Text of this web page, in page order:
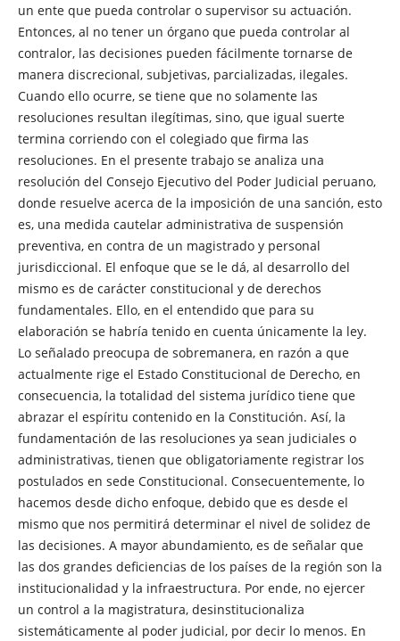
un ente que pueda controlar o supervisor su actuación.
Entonces, al no tener un órgano que pueda controlar al
contralor, las decisiones pueden fácilmente tornarse de
manera discrecional, subjetivas, parcializadas, ilegales.
Cuando ello ocurre, se tiene que no solamente las
resoluciones resultan ilegítimas, sino, que igual suerte
termina corriendo con el colegiado que firma las
resoluciones. En el presente trabajo se analiza una
resolución del Consejo Ejecutivo del Poder Judicial peruano,
donde resuelve acerca de la imposición de una sanción, esto
es, una medida cautelar administrativa de suspensión
preventiva, en contra de un magistrado y personal
jurisdiccional. El enfoque que se le dá, al desarrollo del
mismo es de carácter constitucional y de derechos
fundamentales. Ello, en el entendido que para su
elaboración se habría tenido en cuenta únicamente la ley.
Lo señalado preocupa de sobremanera, en razón a que
actualmente rige el Estado Constitucional de Derecho, en
consecuencia, la totalidad del sistema jurídico tiene que
abrazar el espíritu contenido en la Constitución. Así, la
fundamentación de las resoluciones ya sean judiciales o
administrativas, tienen que obligatoriamente registrar los
postulados en sede Constitucional. Consecuentemente, lo
hacemos desde dicho enfoque, debido que es desde el
mismo que nos permitirá determinar el nivel de solidez de
las decisiones. A mayor abundamiento, es de señalar que
las dos grandes deficiencias de los países de la región son la
institucionalidad y la infraestructura. Por ende, no ejercer
un control a la magistratura, desinstitucionaliza
sistemáticamente al poder judicial, por decir lo menos. En